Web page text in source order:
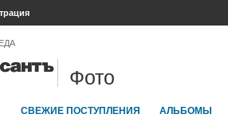
Фото
СВЕЖИЕ ПОСТУПЛЕНИЯ АЛЬБОМЫ